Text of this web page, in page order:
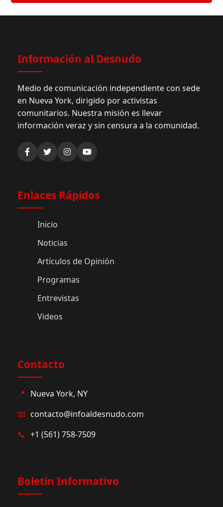
Información al Desnudo
Medio de comunicación independiente con sede
en Nueva York, dirigido por activistas
comunitarios. Nuestra misión es llevar
información veraz y sin censura a la comunidad.
Enlaces Rápidos
Inicio
Noticias
Artículos de Opinión
Programas
Entrevistas
Videos
Contacto
📍 Nueva York, NY
📧 contacto@infoaldesnudo.com
📞 +1 (561) 758-7509
Boletín Informativo